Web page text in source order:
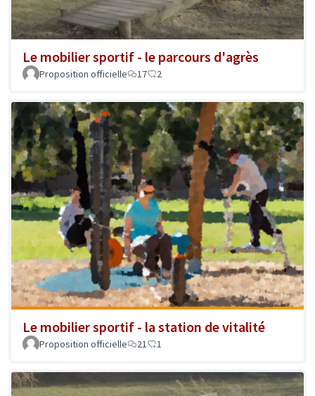
Le mobilier sportif - le parcours d'agrès
Proposition officielle 17 2
Le mobilier sportif - la station de vitalité
Proposition officielle 21 1